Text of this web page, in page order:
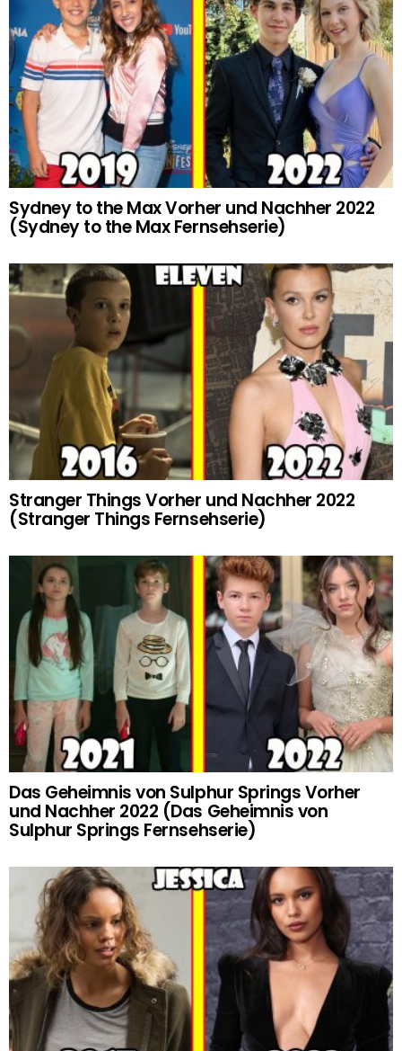
Sydney to the Max Vorher und Nachher 2022
(Sydney to the Max Fernsehserie)
Stranger Things Vorher und Nachher 2022
(Stranger Things Fernsehserie)
Das Geheimnis von Sulphur Springs Vorher
und Nachher 2022 (Das Geheimnis von
Sulphur Springs Fernsehserie)